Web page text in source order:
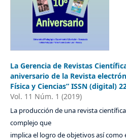
La Gerencia de Revistas
aniversario de la Revista
Física y Ciencias” ISSN (digital)
Vol. 11 Núm. 1 (2019)
La producción de una revista
complejo que
implica el logro de objetivos así